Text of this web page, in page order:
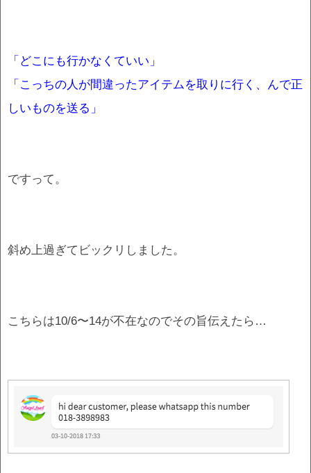
「どこにも行かなくていい」
「こっちの人が間違ったアイテムを取りに行く、んで正
しいものを送る」
ですって。
斜め上過ぎてビックリしました。
こちらは10/6〜14が不在なのでその旨伝えたら…